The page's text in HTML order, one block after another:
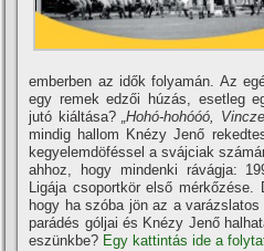
emberben az idők folyamán. Az
egy remek edzői húzás, esetleg
jutó kiáltása?„Hohó-hohóóó,
mindig hallom Knézy Jenő
kegyelemdöféssel a svájciak
ahhoz, hogy mindenki rávágja:
Ligája csoportkör első
hogy ha szóba jön az a
parádés góljai és Knézy Jenő
eszünkbe? Egy kattintás ide a